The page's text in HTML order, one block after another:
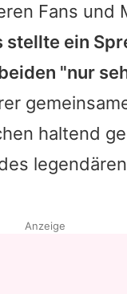
Fans und
stellte ein
"nur
haltend
Anzeige